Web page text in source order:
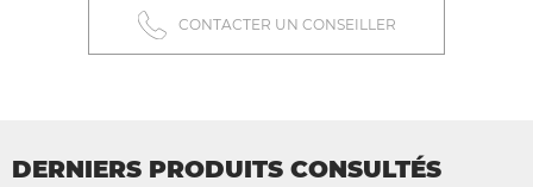
CONTACTER UN CONSEILLER
DERNIERS PRODUITS CONSULTÉS